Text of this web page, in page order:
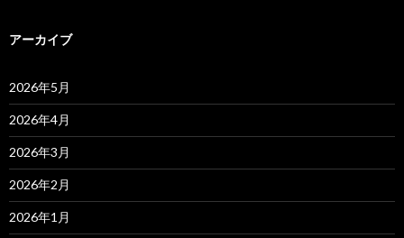
アーカイブ
2026年5月
2026年4月
2026年3月
2026年2月
2026年1月